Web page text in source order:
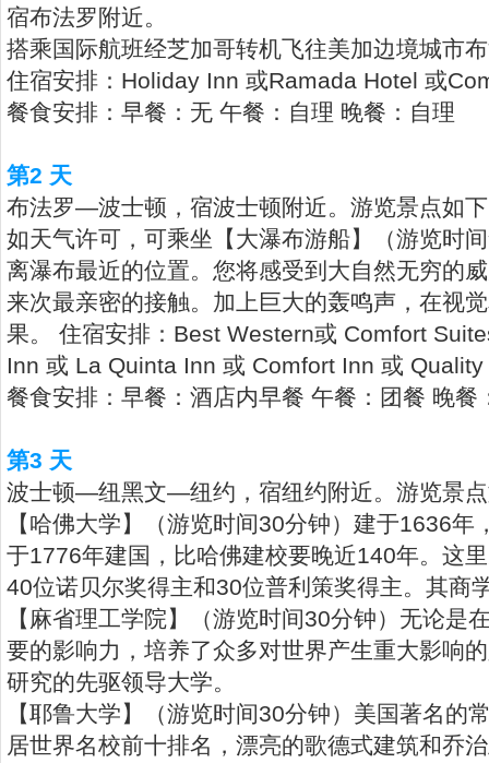
宿布法罗附近。
搭乘国际航班经芝加哥转机飞往美加边境城市
住宿安排：Holiday Inn 或Ramada Hotel 或
餐食安排：早餐：无 午餐：自理 晚餐：自理
第2 天
布法罗—波士顿，宿波士顿附近。游览景点如
如天气许可，可乘坐【大瀑布游船】（游览时
离瀑布最近的位置。您将感受到大自然无穷的
来次最亲密的接触。加上巨大的轰鸣声，在视
果。 住宿安排：Best Western或 Comfort
Inn 或 La Quinta Inn 或 Comfort Inn 或 Quality
餐食安排：早餐：酒店内早餐 午餐：团餐 晚餐
第3 天
波士顿—纽黑文—纽约，宿纽约附近。游览景
【哈佛大学】（游览时间30分钟）建于1636
于1776年建国，比哈佛建校要晚近140年。这
40位诺贝尔奖得主和30位普利策奖得主。其商
【麻省理工学院】（游览时间30分钟）无论是
要的影响力，培养了众多对世界产生重大影响
研究的先驱领导大学。
【耶鲁大学】（游览时间30分钟）美国著名的
居世界名校前十排名，漂亮的歌德式建筑和乔